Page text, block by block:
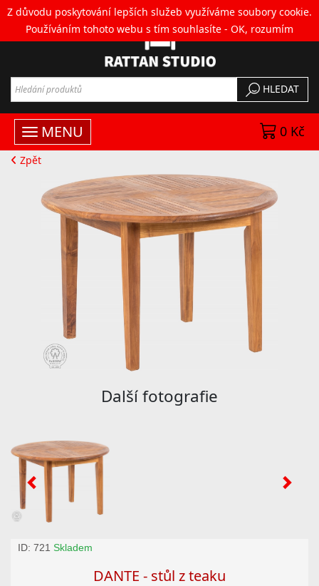
Z důvodu poskytování lepších služeb využíváme soubory cookie.
Používáním tohoto webu s tím souhlasíte - OK, rozumím
HLEDAT
MENU 0 Kč
Zpět
Další fotografie
ID: 721 Skladem
DANTE - stůl z teaku